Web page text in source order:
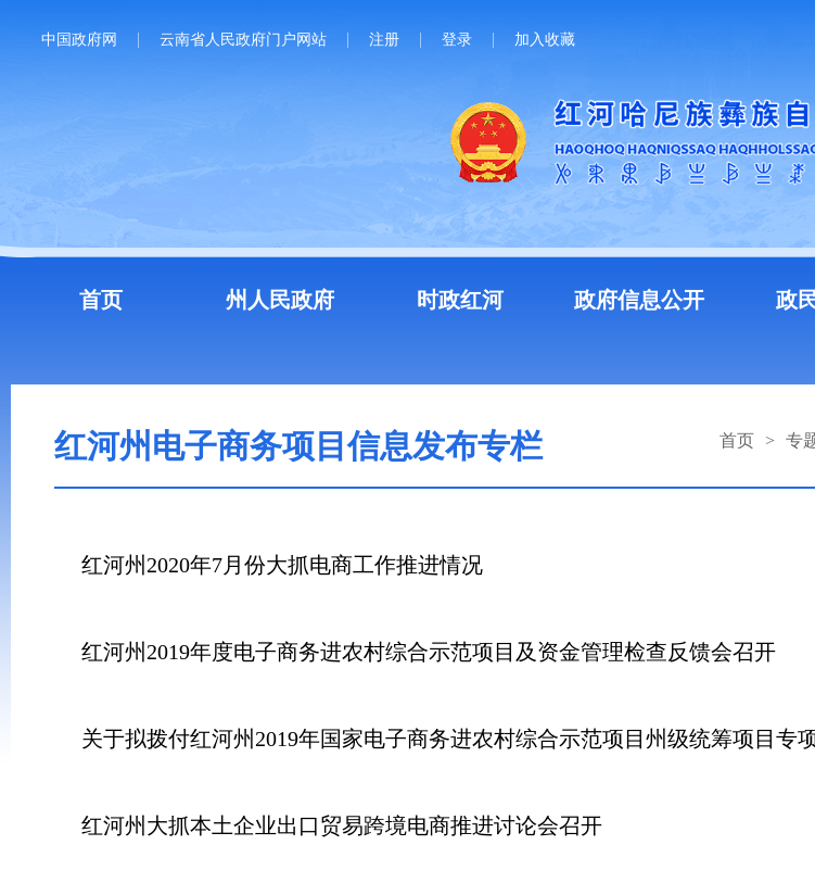
中国政府网 云南省人民政府门户网站 注册 登录 加入收藏
首页 州人民政府 时政红河 政府信息公开 政
红河州电子商务项目信息发布专栏 首页 > 专
红河州2020年7月份大抓电商工作推进情况
红河州2019年度电子商务进农村综合示范项目及资金管理检查反馈会召开
关于拟拨付红河州2019年国家电子商务进农村综合示范项目州级统筹项目专
红河州大抓本土企业出口贸易跨境电商推进讨论会召开